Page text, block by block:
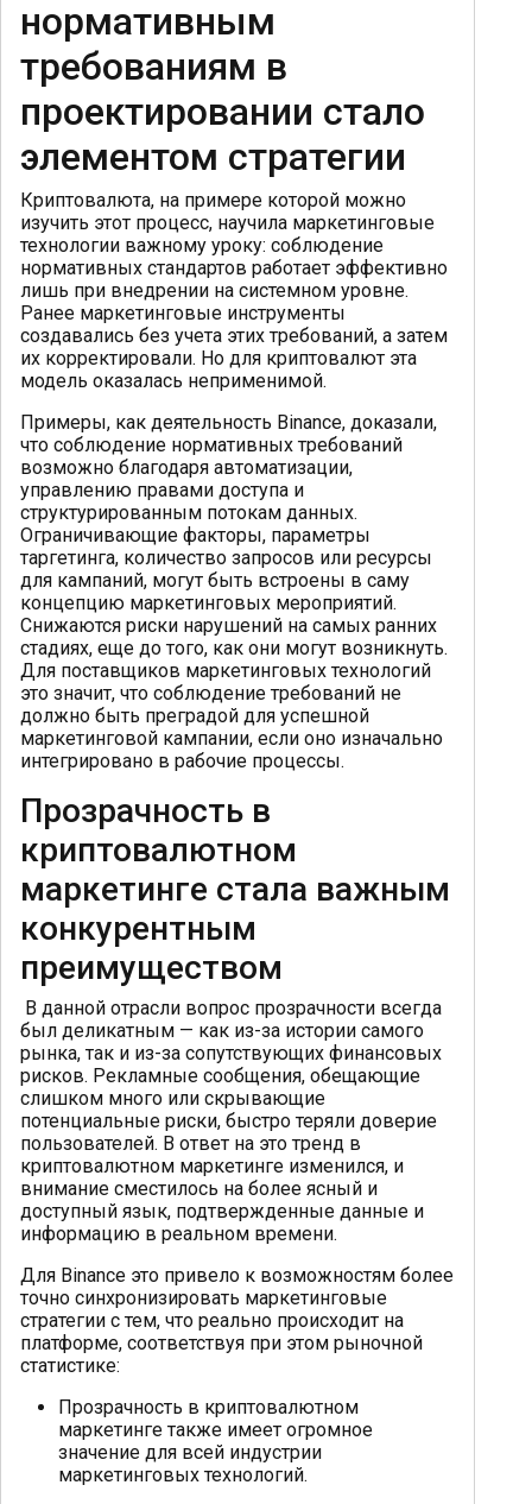
нормативным
требованиям в
проектировании стало
элементом стратегии
Криптовалюта, на примере которой можно
изучить этот процесс, научила маркетинговые
технологии важному уроку: соблюдение
нормативных стандартов работает эффективно
лишь при внедрении на системном уровне.
Ранее маркетинговые инструменты
создавались без учета этих требований, а затем
их корректировали. Но для криптовалют эта
модель оказалась неприменимой.
Примеры, как деятельность Binance, доказали,
что соблюдение нормативных требований
возможно благодаря автоматизации,
управлению правами доступа и
структурированным потокам данных.
Ограничивающие факторы, параметры
таргетинга, количество запросов или ресурсы
для кампаний, могут быть встроены в саму
концепцию маркетинговых мероприятий.
Снижаются риски нарушений на самых ранних
стадиях, еще до того, как они могут возникнуть.
Для поставщиков маркетинговых технологий
это значит, что соблюдение требований не
должно быть преградой для успешной
маркетинговой кампании, если оно изначально
интегрировано в рабочие процессы.
Прозрачность в
криптовалютном
маркетинге стала важным
конкурентным
преимуществом
В данной отрасли вопрос прозрачности всегда
был деликатным — как из-за истории самого
рынка, так и из-за сопутствующих финансовых
рисков. Рекламные сообщения, обещающие
слишком много или скрывающие
потенциальные риски, быстро теряли доверие
пользователей. В ответ на это тренд в
криптовалютном маркетинге изменился, и
внимание сместилось на более ясный и
доступный язык, подтвержденные данные и
информацию в реальном времени.
Для Binance это привело к возможностям более
точно синхронизировать маркетинговые
стратегии с тем, что реально происходит на
платформе, соответствуя при этом рыночной
статистике:
Прозрачность в криптовалютном
маркетинге также имеет огромное
значение для всей индустрии
маркетинговых технологий.